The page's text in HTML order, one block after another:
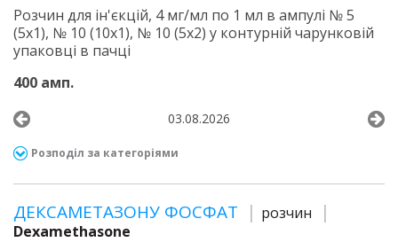
Розчин для ін'єкцій, 4 мг/мл по 1 мл в ампулі № 5
(5х1), № 10 (10х1), № 10 (5х2) у контурній чарунковій
упаковці в пачці
400 амп.
03.08.2026
Розподіл за категоріями
ДЕКСАМЕТАЗОНУ ФОСФАТ
розчин
Dexamethasone